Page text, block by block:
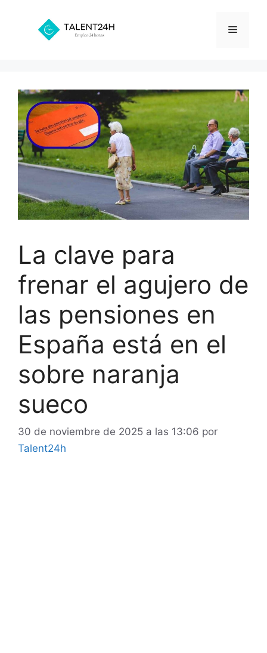
contenido
Menú
La clave para
frenar el agujero de
las pensiones en
España está en el
sobre naranja
sueco
30 de noviembre de 2025 a las 13:06 por
Talent24h